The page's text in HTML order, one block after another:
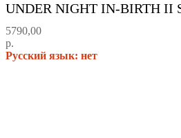
UNDER NIGHT IN-BIRTH II
5790,00
р.
Русский язык: нет